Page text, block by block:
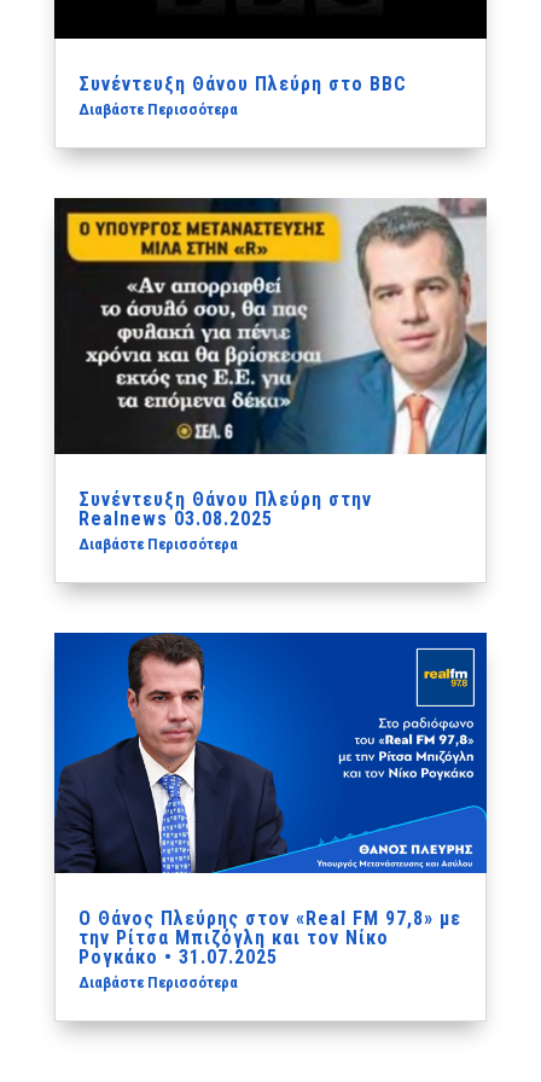
Συνέντευξη Θάνου Πλεύρη στο BBC
Διαβάστε Περισσότερα
Συνέντευξη Θάνου Πλεύρη στην
Realnews 03.08.2025
Διαβάστε Περισσότερα
Ο Θάνος Πλεύρης στον «Real FM 97,8» με
την Ρίτσα Μπιζόγλη και τον Νίκο
Ρογκάκο • 31.07.2025
Διαβάστε Περισσότερα